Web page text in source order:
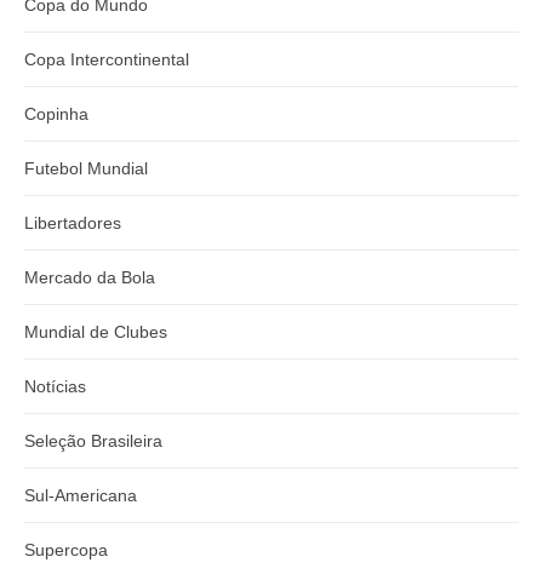
Copa do Mundo
Copa Intercontinental
Copinha
Futebol Mundial
Libertadores
Mercado da Bola
Mundial de Clubes
Notícias
Seleção Brasileira
Sul-Americana
Supercopa